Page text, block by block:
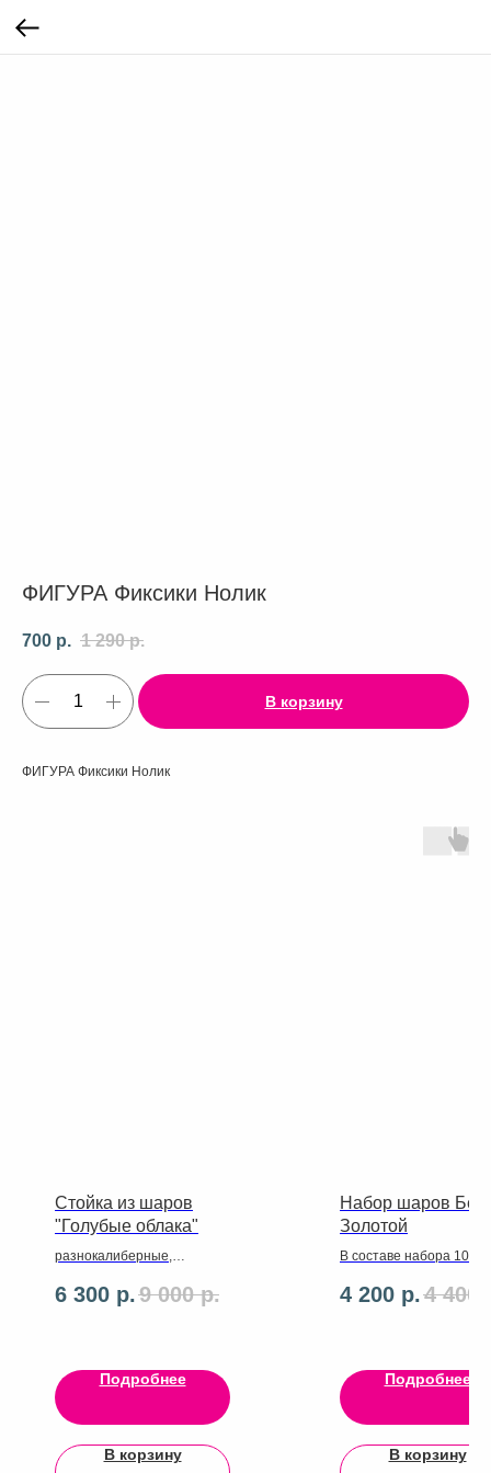
ФИГУРА Фиксики Нолик
700 р. 1 290 р.
В корзину
ФИГУРА Фиксики Нолик
Стойка из шаров
"Голубые облака"
разнокалиберные,
Игрушечный мишка.
6 300 р.9 000 р.
Подробнее
В корзину
Набор шаров
Золотой
В составе набора 10
см,надпись на шар(на
4 200 р.4 400
Подробнее
В корзину